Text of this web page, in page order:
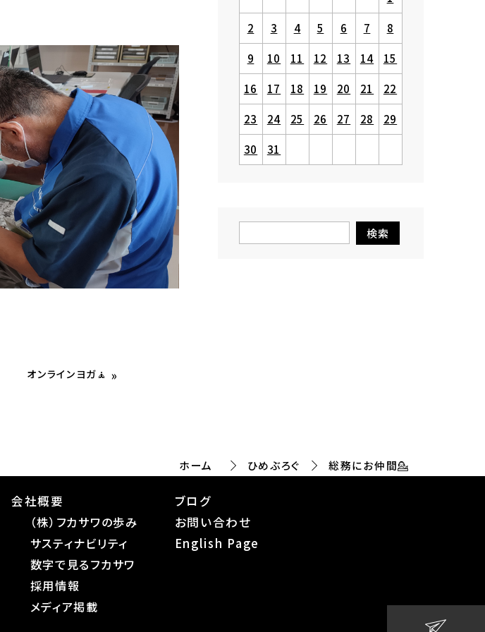
オンラインヨガ🧘 »
2 3 4 5 6 7 8
9 10 11 12 13 14 15
16 17 18 19 20 21 22
23 24 25 26 27 28 29
30 31
ホーム ひめぶろぐ 総務にお仲間💁
会社概要
（株）フカサワの歩み
サスティナビリティ
数字で見るフカサワ
採用情報
メディア掲載
ブログ
お問い合わせ
English Page